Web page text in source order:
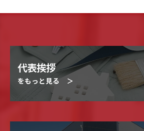
代表挨拶
をもっと見る ＞